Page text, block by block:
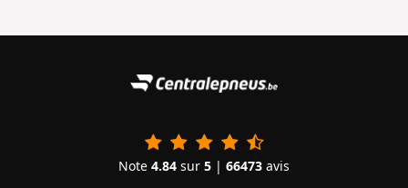
Note 4.84 sur 5 | 66473 avis